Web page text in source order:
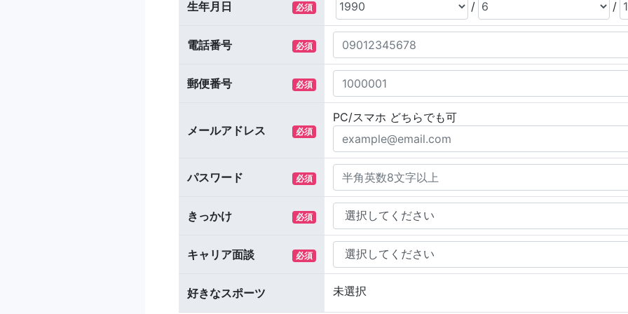
生年月日 必須 / /
電話番号 必須
郵便番号 必須
メールアドレス 必須
PC/スマホ どちらでも可
パスワード 必須
きっかけ 必須
キャリア面談 必須
好きなスポーツ 未選択